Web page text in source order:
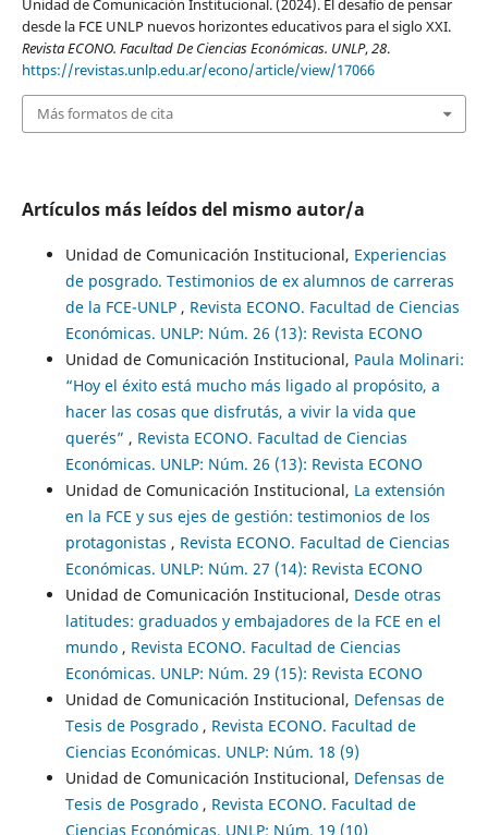
Unidad de Comunicación Institucional. (2024). El desafío de pensar
desde la FCE UNLP nuevos horizontes educativos para el siglo XXI.
Revista ECONO. Facultad De Ciencias Económicas. UNLP,28.
https://revistas.unlp.edu.ar/econo/article/view/17066
Más formatos de cita
Artículos más leídos del mismo autor/a
Unidad de Comunicación Institucional, Experiencias
de posgrado. Testimonios de ex alumnos de carreras
de la FCE-UNLP , Revista ECONO. Facultad de Ciencias
Económicas. UNLP: Núm. 26 (13): Revista ECONO
Unidad de Comunicación Institucional, Paula Molinari:
“Hoy el éxito está mucho más ligado al propósito, a
hacer las cosas que disfrutás, a vivir la vida que
querés” , Revista ECONO. Facultad de Ciencias
Económicas. UNLP: Núm. 26 (13): Revista ECONO
Unidad de Comunicación Institucional, La extensión
en la FCE y sus ejes de gestión: testimonios de los
protagonistas , Revista ECONO. Facultad de Ciencias
Económicas. UNLP: Núm. 27 (14): Revista ECONO
Unidad de Comunicación Institucional, Desde otras
latitudes: graduados y embajadores de la FCE en el
mundo , Revista ECONO. Facultad de Ciencias
Económicas. UNLP: Núm. 29 (15): Revista ECONO
Unidad de Comunicación Institucional, Defensas de
Tesis de Posgrado , Revista ECONO. Facultad de
Ciencias Económicas. UNLP: Núm. 18 (9)
Unidad de Comunicación Institucional, Defensas de
Tesis de Posgrado , Revista ECONO. Facultad de
Ciencias Económicas. UNLP: Núm. 19 (10)